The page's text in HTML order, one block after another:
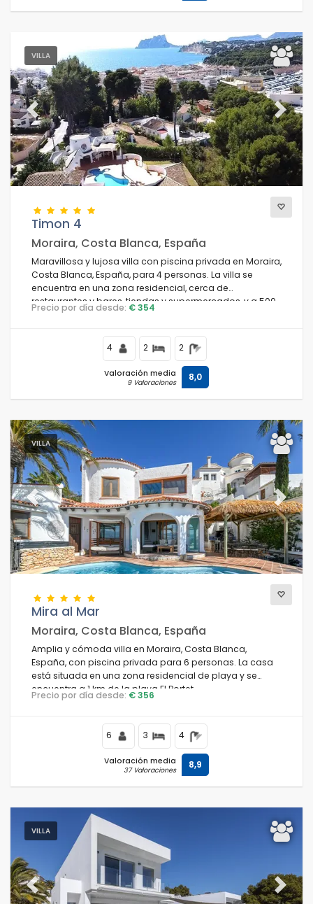
VILLA
Previous Next
Timon 4
Moraira, Costa Blanca, España
Maravillosa y lujosa villa con piscina privada en Moraira,
Costa Blanca, España, para 4 personas. La villa se
encuentra en una zona residencial, cerca de
restaurantes y bares, tiendas y supermercados, y a 500
m de la playa Playa Ampolla.
Precio por día desde: € 354
4 2 2
Valoración media
9 Valoraciones 8,0
VILLA
Previous Next
Mira al Mar
Moraira, Costa Blanca, España
Amplia y cómoda villa en Moraira, Costa Blanca,
España, con piscina privada para 6 personas. La casa
está situada en una zona residencial de playa y se
encuentra a 1 km de la playa El Portet.
Precio por día desde: € 356
6 3 4
Valoración media
37 Valoraciones 8,9
VILLA
Previous Next